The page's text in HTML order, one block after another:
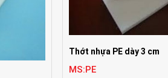
Thớt nhựa PE dày 3 cm
MS:PE